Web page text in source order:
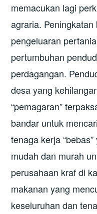
memacukan lagi
agraria.
pengeluaran
pertumbuhan
perdagangan.
desa yang
“pemagaran”
bandar untuk
tenaga kerja
mudah dan murah
perusahaan kraf di
makanan yang
keseluruhan dan